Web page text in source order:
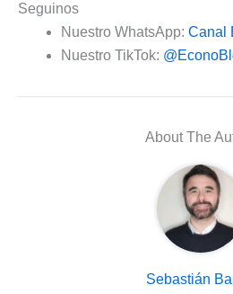
Seguinos
Nuestro WhatsApp: Canal
Nuestro TikTok:
About The
Sebastián